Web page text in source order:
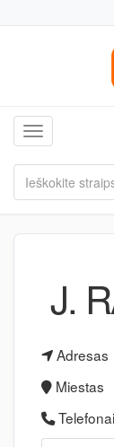
Toggle
J.
Adresas
Miestas
Telefonai